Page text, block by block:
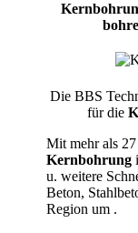
Die BBS
für die
Mit mehr als
Kernbohrung
u. weitere
Beton,
Region um .